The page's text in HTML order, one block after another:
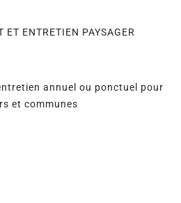
ET ENTRETIEN PAYSAGER
annuel ou ponctuel pour
et communes